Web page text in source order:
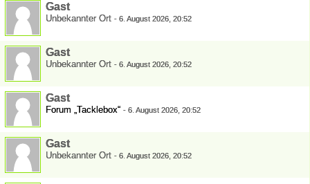
Gast
Unbekannter Ort - 6. August 2026, 20:52
Gast
Unbekannter Ort - 6. August 2026, 20:52
Gast
Forum „Tacklebox“ - 6. August 2026, 20:52
Gast
Unbekannter Ort - 6. August 2026, 20:52